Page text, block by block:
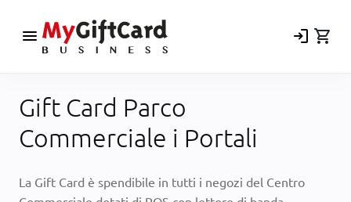
menu login shopping_cart
Gift Card Parco
Commerciale i Portali
La Gift Card è spendibile in tutti i negozi del Centro